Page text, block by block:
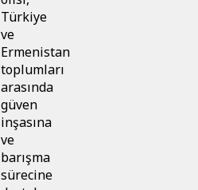
Türkiye
ve
Ermenistan
toplumları
arasında
güven
inşasına
ve
barışma
sürecine